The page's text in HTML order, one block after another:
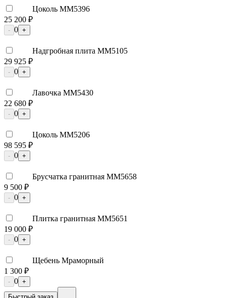
Цоколь ММ5396
25 200 ₽
- 0 +
Надгробная плита ММ5105
29 925 ₽
- 0 +
Лавочка ММ5430
22 680 ₽
- 0 +
Цоколь ММ5206
98 595 ₽
- 0 +
Брусчатка гранитная ММ5658
9 500 ₽
- 0 +
Плитка гранитная ММ5651
19 000 ₽
- 0 +
Щебень Мраморный
1 300 ₽
- 0 +